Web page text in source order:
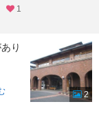
1
り
2